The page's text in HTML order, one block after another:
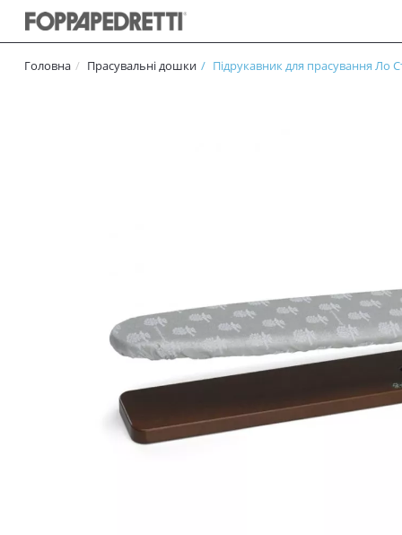
Головна Прасувальні дошки Підрукавник для прасування Ло